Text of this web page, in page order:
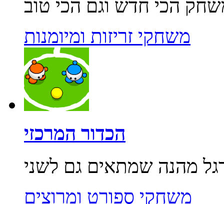
משחקי זריזות ומיומנות
הכדור המרכזי
משחקי ספורט ומרוצים